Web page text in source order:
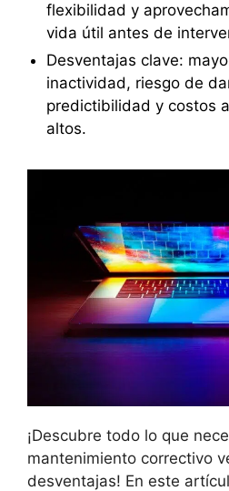
flexibilidad y
vida útil antes de
Desventajas clave:
inactividad, riesgo de
predictibilidad y costos
altos.
¡Descubre todo lo que
mantenimiento correctivo
desventajas! En este